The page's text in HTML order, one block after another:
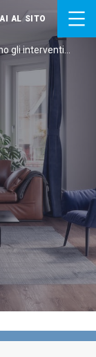
AL SITO
gli interventi